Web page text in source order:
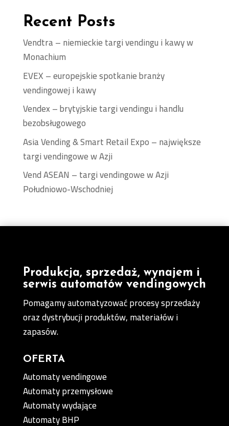
Recent Posts
Vendtra – niemieckie targi vendingu i kawy w
Monachium
EVEX – europejskie spotkanie branży
vendingowej i kawy
Vendex – brytyjskie targi vendingu i handlu
bezobsługowego
Asia Vending & Smart Retail Expo – największe
targi vendingowe w Azji
Vend ASEAN – targi vendingowe w Azji
Południowo-Wschodniej
Produkcja, sprzedaż, wynajem i
serwis automatów vendingowych
Pomagamy automatyzować procesy sprzedaży
oraz dystrybucji produktów, materiałów i
zapasów.
OFERTA
Automaty vendingowe
Automaty przemysłowe
Automaty wydające
Automaty BHP